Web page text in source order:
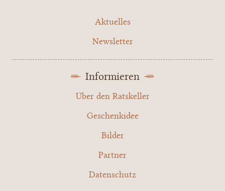
Aktuelles
Newsletter
Informieren
Über den Ratskeller
Geschenkidee
Bilder
Partner
Datenschutz